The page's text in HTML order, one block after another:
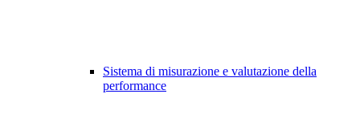
Sistema di misurazione e valutazione della
performance